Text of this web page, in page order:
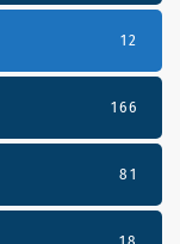
12
166
81